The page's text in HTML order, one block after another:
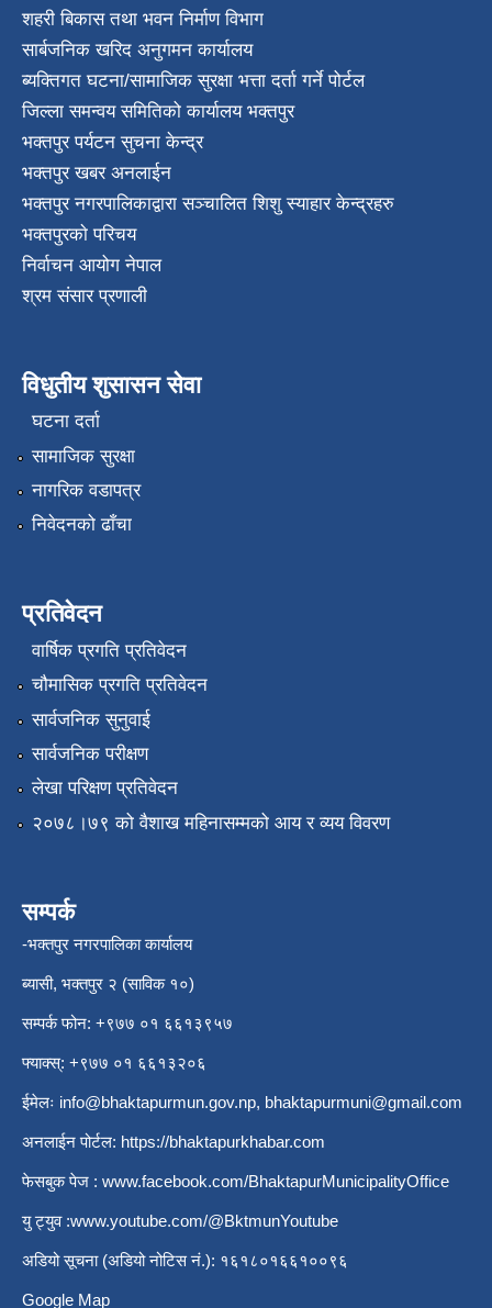
शहरी बिकास तथा भवन निर्माण विभाग
सार्बजनिक खरिद अनुगमन कार्यालय
ब्यक्तिगत घटना/सामाजिक सुरक्षा भत्ता दर्ता गर्ने पोर्टल
जिल्ला समन्वय समितिको कार्यालय भक्तपुर
भक्तपुर पर्यटन सुचना केन्द्र
भक्तपुर खबर अनलाईन
भक्तपुर नगरपालिकाद्वारा सञ्चालित शिशु स्याहार केन्द्रहरु
भक्तपुरकाे परिचय
निर्वाचन आयोग नेपाल
श्रम संसार प्रणाली
विधुतीय शुसासन सेवा
घटना दर्ता
सामाजिक सुरक्षा
नागरिक वडापत्र
निवेदनको ढाँचा
प्रतिवेदन
वार्षिक प्रगति प्रतिवेदन
चौमासिक प्रगति प्रतिवेदन
सार्वजनिक सुनुवाई
सार्वजनिक परीक्षण
लेखा परिक्षण प्रतिवेदन
२०७८।७९ को वैशाख महिनासम्मको आय र व्यय विवरण
सम्पर्क
-भक्तपुर नगरपालिका कार्यालय
ब्यासी, भक्तपुर २ (साविक १०)
सम्पर्क फोन: +९७७ ०१ ६६१३९५७
फ्याक्स्: +९७७ ०१ ६६१३२०६
ईमेलः info@bhaktapurmun.gov.np, bhaktapurmuni@gmail.com
अनलाईन पोर्टल: https://bhaktapurkhabar.com
फेसबुक पेज : www.facebook.com/BhaktapurMunicipalityOffice
यु ट्युव :www.youtube.com/@BktmunYoutube
अडियो सूचना (अडियो नोटिस नं.): १६१८०१६६१००९६
Google Map